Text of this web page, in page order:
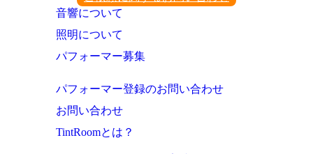
音響について
照明について
パフォーマー募集
パフォーマー登録のお問い合わせ
お問い合わせ
TintRoomとは？